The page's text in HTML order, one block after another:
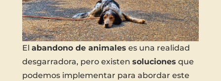
El abandono de animales es una realidad
desgarradora, pero existen soluciones que
podemos implementar para abordar este